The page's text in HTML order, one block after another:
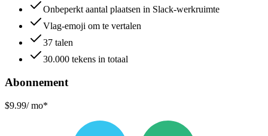
Onbeperkt aantal plaatsen in Slack-werkruimte
Vlag-emoji om te vertalen
37 talen
30.000 tekens in totaal
Abonnement
$9.99/ mo*